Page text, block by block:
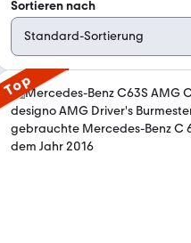
Sortieren nach
Top